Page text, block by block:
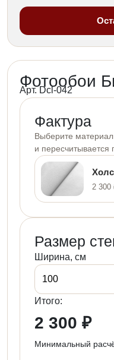
Фотообои
Арт. Dcl-042
Фактура
Выберите
и пересчитывается
2 300
Размер
Ширина, см
Итого:
2 300 ₽
Минимальный